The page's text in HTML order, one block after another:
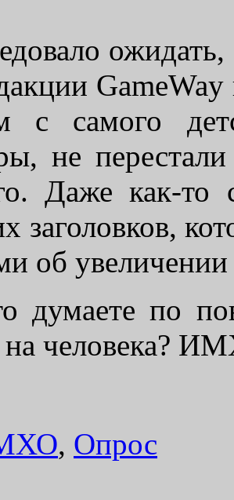
с самого
не
Даже как-то
заголовков,
об
думаете по
человека?
, Опрос